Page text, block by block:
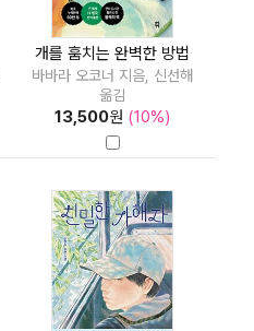
개를 훔치는 완벽한 방법
바바라 오코너 지음, 신선해
옮김
13,500원 (10%)